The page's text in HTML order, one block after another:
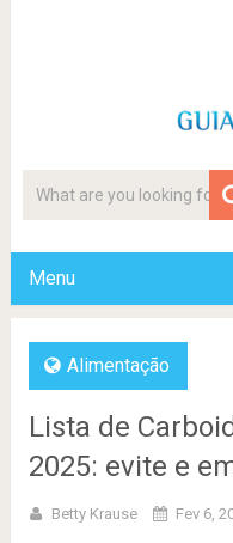
Menu
Alimentação
Lista de
2025: evite e
Betty Krause Fev 6,